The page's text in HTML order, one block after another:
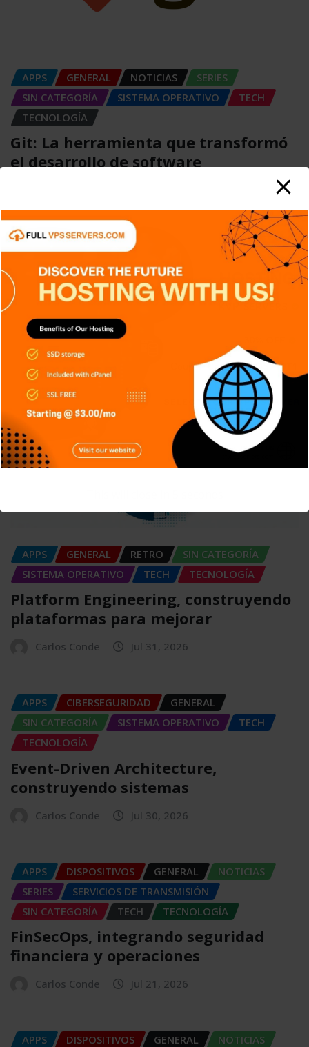
APPS GENERAL NOTICIAS
SERIES
SIN CATEGORÍA
SISTEMA OPERATIVO
TECH
TECNOLOGÍA
Git: La herramienta que transformó
el desarrollo de software
DISPOSITIVOS
NOTICIAS
SIN CATEGORÍA
SISTEMA OPERATIVO
TECH
TECNOLOGÍA
SIEM: El sistema que convierte miles
de registros en información
Carlos Conde
APPS GENERAL RETRO
SIN CATEGORÍA
SISTEMA OPERATIVO
TECH TECNOLOGÍA
Platform Engineering, construyendo
plataformas para mejorar
Carlos Conde Jul 31, 2026
APPS CIBERSEGURIDAD
GENERAL
SIN CATEGORÍA
SISTEMA OPERATIVO
TECH
TECNOLOGÍA
Event-Driven Architecture,
construyendo sistemas
Carlos Conde Jul 30, 2026
APPS DISPOSITIVOS GENERAL
NOTICIAS
SERIES
SERVICIOS DE TRANSMISIÓN
SIN CATEGORÍA
TECH TECNOLOGÍA
FinSecOps, integrando seguridad
financiera y operaciones
Carlos Conde Jul 21, 2026
APPS DISPOSITIVOS GENERAL NOTICIAS